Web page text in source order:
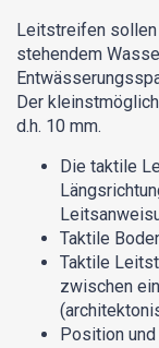
Leitstreifen sollen
stehendem
Der
d.h. 10 mm.
Die taktile
Taktile
Taktile
zwischen
Position